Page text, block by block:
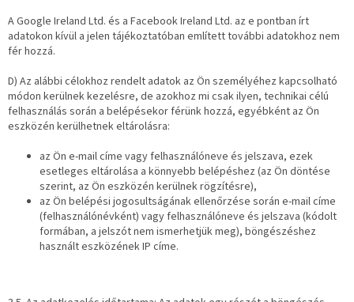
A Google Ireland Ltd. és a Facebook Ireland Ltd. az e pontban írt
adatokon kívül a jelen tájékoztatóban említett további adatokhoz nem
fér hozzá.
D) Az alábbi célokhoz rendelt adatok az Ön személyéhez kapcsolható
módon kerülnek kezelésre, de azokhoz mi csak ilyen, technikai célú
felhasználás során a belépésekor férünk hozzá, egyébként az Ön
eszközén kerülhetnek eltárolásra:
az Ön e-mail címe vagy felhasználóneve és jelszava, ezek
esetleges eltárolása a könnyebb belépéshez (az Ön döntése
szerint, az Ön eszközén kerülnek rögzítésre),
az Ön belépési jogosultságának ellenőrzése során e-mail címe
(felhasználónévként) vagy felhasználóneve és jelszava (kódolt
formában, a jelszót nem ismerhetjük meg), böngészéshez
használt eszközének IP címe.